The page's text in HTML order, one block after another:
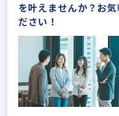
を叶えませんか？お
ださい！